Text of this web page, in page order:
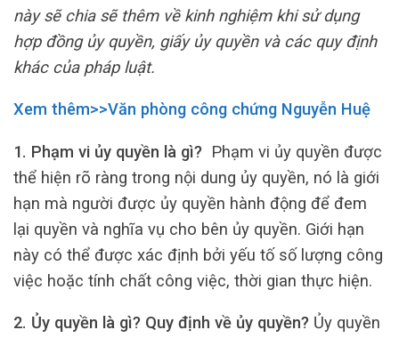
này sẽ chia sẽ thêm về kinh nghiệm khi sử dụng
hợp đồng ủy quyền, giấy ủy quyền và các quy định
khác của pháp luật.
Xem thêm>>Văn phòng công chứng Nguyễn Huệ
1. Phạm vi ủy quyền là gì? Phạm vi ủy quyền được
thể hiện rõ ràng trong nội dung ủy quyền, nó là giới
hạn mà người được ủy quyền hành động để đem
lại quyền và nghĩa vụ cho bên ủy quyền. Giới hạn
này có thể được xác định bởi yếu tố số lượng công
việc hoặc tính chất công việc, thời gian thực hiện.
2. Ủy quyền là gì? Quy định về ủy quyền? Ủy quyền